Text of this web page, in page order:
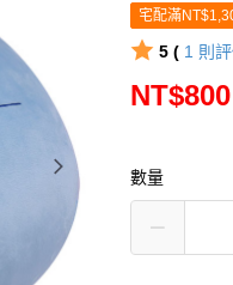
宅配滿
5 ( 1 則
NT$800
數量